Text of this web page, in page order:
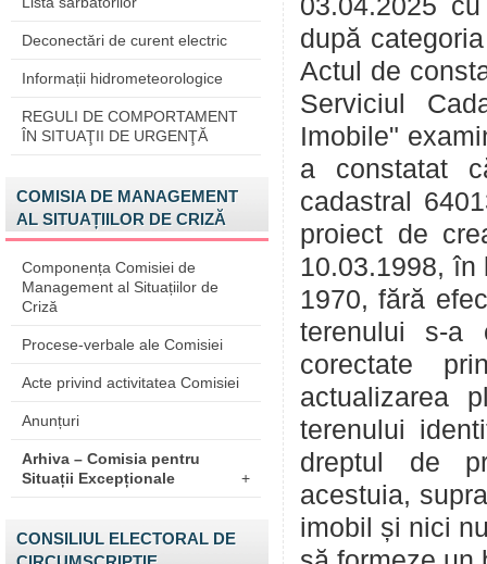
Deconectări de curent electric
Informații hidrometeorologice
REGULI DE COMPORTAMENT
ÎN SITUAŢII DE URGENŢĂ
COMISIA DE MANAGEMENT
AL SITUAȚIILOR DE CRIZĂ
Componența Comisiei de
Management al Situațiilor de
Criză
Procese-verbale ale Comisiei
Acte privind activitatea Comisiei
Anunțuri
Arhiva – Comisia pentru
Situații Excepționale
+
CONSILIUL ELECTORAL DE
după
Actul de
Serviciul
Imobile"
a constatat
cadastral
proiect de
10.03.1998, în
1970, fără
terenului s-a
corectate
actualizarea
terenului
dreptul de
acestuia,
imobil și nici